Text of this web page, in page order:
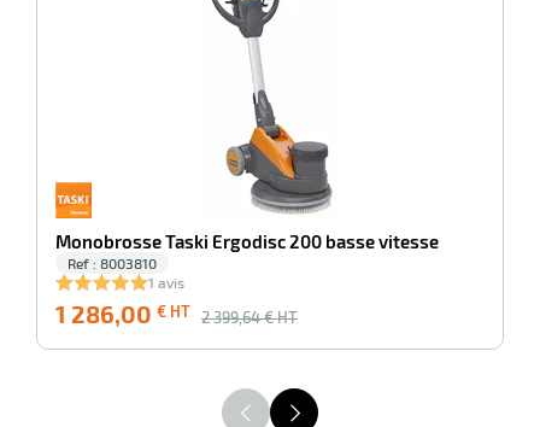
Monobrosse Taski Ergodisc 200 basse vitesse
Ref : 8003810
1 avis
1 286,00 € HT 2 399,64 € HT